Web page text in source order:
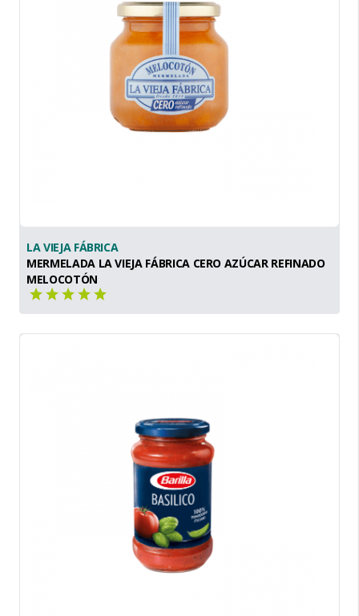
LA VIEJA FÁBRICA
MERMELADA LA VIEJA FÁBRICA CERO AZÚCAR REFINADO
MELOCOTÓN